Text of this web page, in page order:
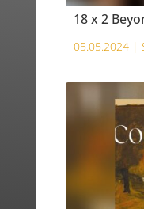
18 x 2
05.05.2024 |